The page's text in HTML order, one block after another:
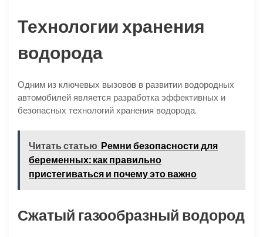
Технологии хранения
водорода
Одним из ключевых вызовов в развитии водородных
автомобилей является разработка эффективных и
безопасных технологий хранения водорода.
Читать статью Ремни безопасности для
беременных: как правильно
пристегиваться и почему это важно
Сжатый газообразный водород